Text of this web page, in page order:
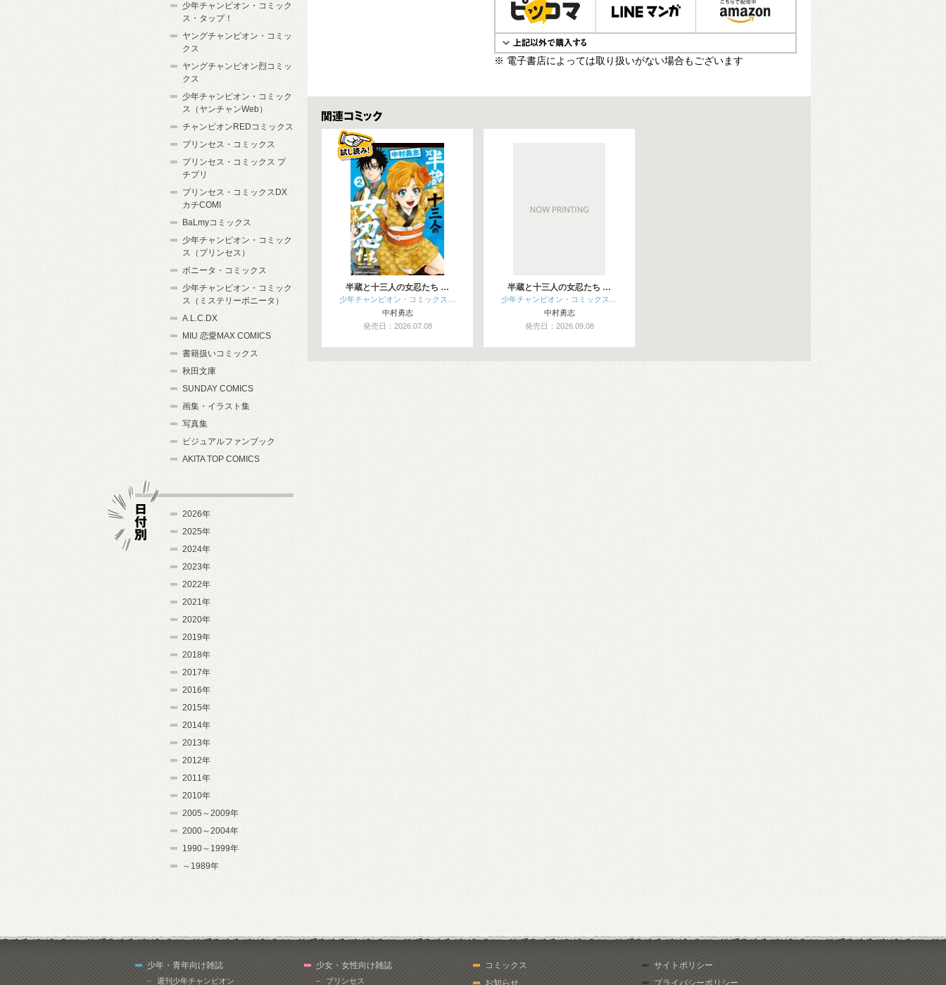
※ 電子書店によっては取り扱いがない場合もございます
関連コミックス
半蔵と十三人の女忍たち …
少年チャンピオン・コミックス…
中村勇志
発売日：2026.07.08
半蔵と十三人の女忍たち …
少年チャンピオン・コミックス…
中村勇志
発売日：2026.09.08
少年チャンピオン・コミック
ス・タップ！
ヤングチャンピオン・コミッ
クス
ヤングチャンピオン烈コミッ
クス
少年チャンピオン・コミック
ス（ヤンチャンWeb）
チャンピオンREDコミックス
プリンセス・コミックス
プリンセス・コミックス プ
チプリ
プリンセス・コミックスDX
カチCOMI
BaLmyコミックス
少年チャンピオン・コミック
ス（プリンセス）
ボニータ・コミックス
少年チャンピオン・コミック
ス（ミステリーボニータ）
A.L.C.DX
MIU 恋愛MAX COMICS
書籍扱いコミックス
秋田文庫
SUNDAY COMICS
画集・イラスト集
写真集
ビジュアルファンブック
AKITA TOP COMICS
2026年
2025年
2024年
2023年
2022年
2021年
2020年
2019年
2018年
2017年
2016年
2015年
2014年
2013年
2012年
2011年
2010年
2005～2009年
2000～2004年
1990～1999年
～1989年
少年・青年向け雑誌
週刊少年チャンピオン
少女・女性向け雑誌
プリンセス
コミックス
お知らせ
サイトポリシー
プライバシーポリシー